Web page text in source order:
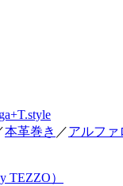
本革巻き ／アルファ
TEZZO）